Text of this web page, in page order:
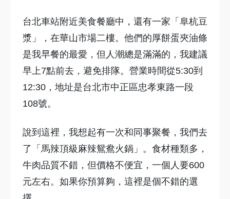
台北車站附近美食餐廳中，還有一家「阜杭豆
漿」，在華山市場二樓。他們的厚餅蛋夾油條
是我早餐的最愛，但人潮總是滿滿的，我建議
早上7點前去，避免排隊。營業時間從5:30到
12:30，地址是台北市中正區忠孝東路一段
108號。
說到這裡，我想起有一次和同事聚餐，我們去
了「馬辣頂級麻辣鴛鴦火鍋」。食材種類多，
牛肉品質不錯，但價格不便宜，一個人要600
元左右。如果你預算夠，這裡是個不錯的選